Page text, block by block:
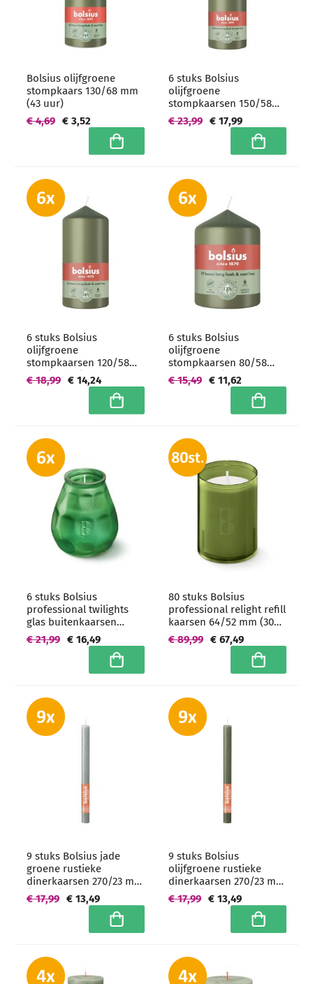
Bolsius olijfgroene
stompkaars 130/68 mm
(43 uur)
€ 3,52
€ 4,69
In winkelwagen
6 stuks Bolsius
olijfgroene
stompkaarsen 150/58
mm (42 uur) -
grootverpakking
€ 17,99
€ 23,99
In
6 stuks Bolsius
olijfgroene
stompkaarsen 120/58
mm (33 uur) -
grootverpakking
€ 14,24
€ 18,99
In winkelwagen
6 stuks Bolsius
olijfgroene
stompkaarsen 80/58
mm (17 uur) -
grootverpakking
€ 11,62
€ 15,49
In
6 stuks Bolsius
professional twilights
glas buitenkaarsen
104/99 mm (70 uur)
Groen - grootverpakking
€ 16,49
€ 21,99
In winkelwagen
80 stuks Bolsius
professional relight refill
kaarsen 64/52 mm (30
uur) Groen -
grootverpakking
€ 67,49
€ 89,99
In
9 stuks Bolsius jade
groene rustieke
dinerkaarsen 270/23 mm
(13 uur) € 13,49
€ 17,99
In winkelwagen
9 stuks Bolsius
olijfgroene rustieke
dinerkaarsen 270/23 mm
(13 uur) € 13,49
€ 17,99
In